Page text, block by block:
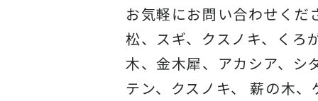
お気軽にお問い合わせくだ
松、スギ、クスノキ、くろ
木、金木犀、アカシア、シ
テン、クスノキ、 薪の木